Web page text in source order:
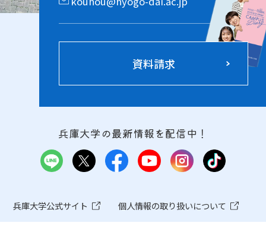
資料請求
兵庫大学の最新情報を配信中！
兵庫大学公式サイト 個人情報の取り扱いについて